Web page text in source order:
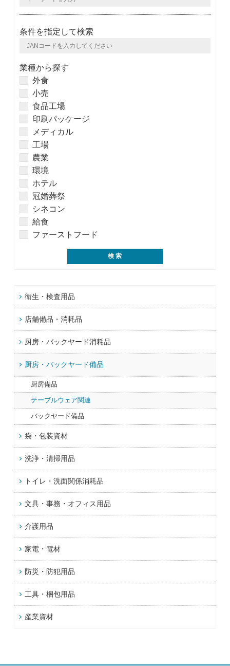
条件を指定して検索
業種から探す
外食
小売
食品工場
印刷パッケージ
メディカル
工場
農業
環境
ホテル
冠婚葬祭
シネコン
給食
ファーストフード
衛生・検査用品
店舗備品・消耗品
厨房・バックヤード消耗品
厨房・バックヤード備品
厨房備品
テーブルウェア関連
バックヤード備品
袋・包装資材
洗浄・清掃用品
トイレ・洗面関係消耗品
文具・事務・オフィス用品
介護用品
家電・電材
防災・防犯用品
工具・梱包用品
産業資材